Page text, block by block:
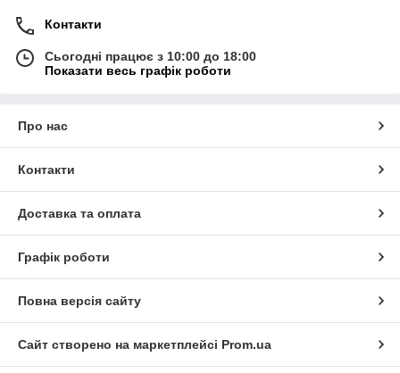
Контакти
Сьогодні працює з 10:00 до 18:00
Показати весь графік роботи
Про нас
Контакти
Доставка та оплата
Графік роботи
Повна версія сайту
Сайт створено на маркетплейсі Prom.ua